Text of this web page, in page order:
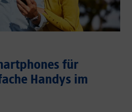
für
Handys im